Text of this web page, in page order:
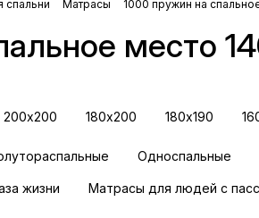
спальни Матрасы 1000 пружин на
место
200х200 180х200 180х190
Односпальные
жизни Матрасы для людей с